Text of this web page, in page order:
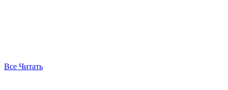
Все Читать